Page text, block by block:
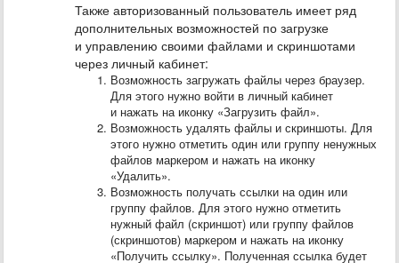
Также авторизованный пользователь имеет ряд
дополнительных возможностей по загрузке
и управлению своими файлами и скриншотами
через личный кабинет:
Возможность загружать файлы через браузер.
Для этого нужно войти в личный кабинет
и нажать на иконку «Загрузить файл».
Возможность удалять файлы и скриншоты. Для
этого нужно отметить один или группу ненужных
файлов маркером и нажать на иконку
«Удалить».
Возможность получать ссылки на один или
группу файлов. Для этого нужно отметить
нужный файл (скриншот) или группу файлов
(скриншотов) маркером и нажать на иконку
«Получить ссылку». Полученная ссылка будет